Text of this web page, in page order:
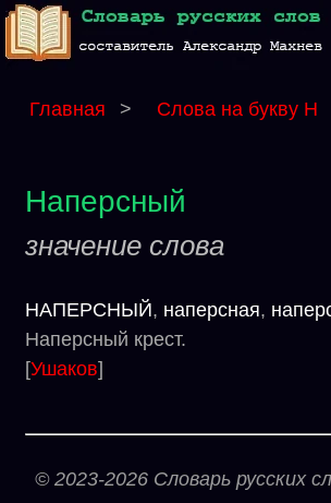
Главная > Слова на букву Н
Наперсный
значение слова
НАПЕРСНЫЙ, наперсная,
Наперсный крест.
[Ушаков]
© 2023-2026 Словарь русских